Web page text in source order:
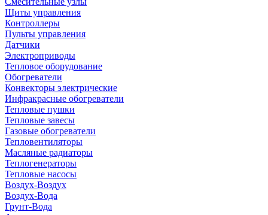
Щиты управления
Контроллеры
Пульты управления
Датчики
Электроприводы
Тепловое оборудование
Обогреватели
Конвекторы электрические
Инфракрасные обогреватели
Тепловые пушки
Тепловые завесы
Газовые обогреватели
Тепловентиляторы
Масляные радиаторы
Теплогенераторы
Тепловые насосы
Воздух-Воздух
Воздух-Вода
Грунт-Вода